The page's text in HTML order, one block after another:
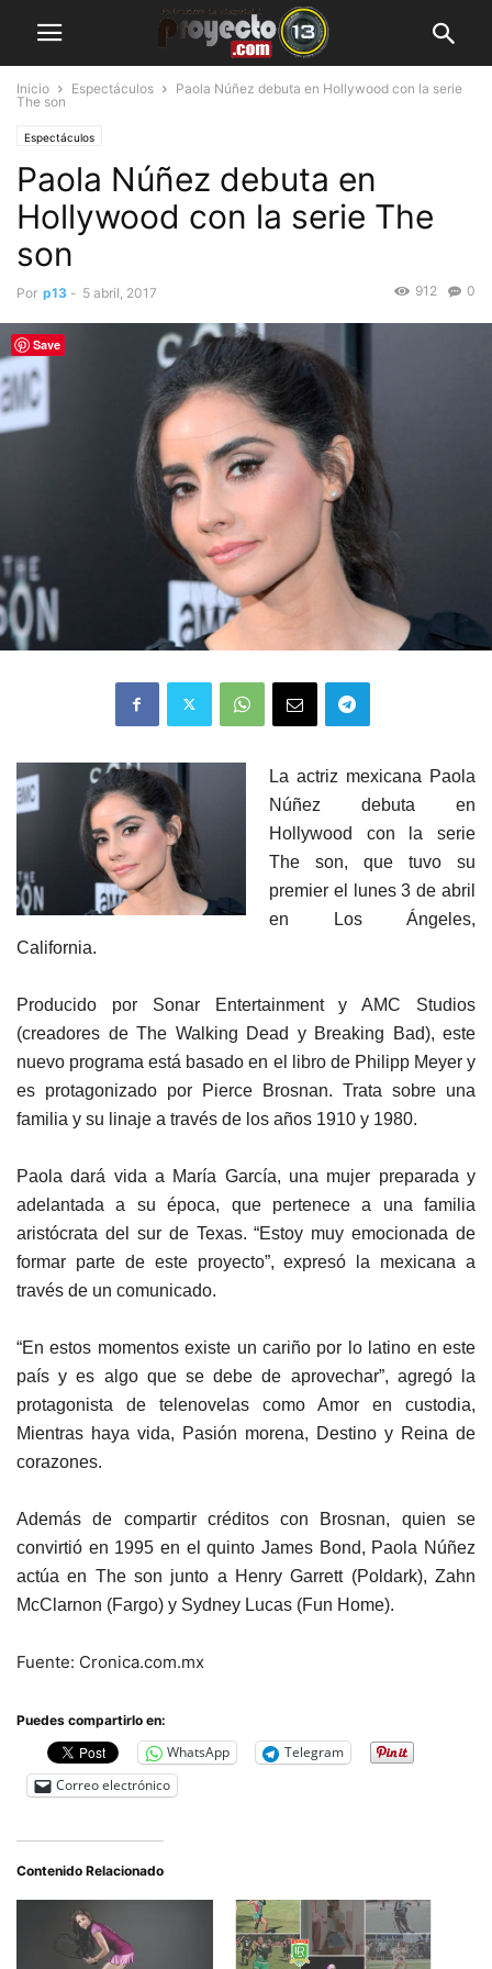
Inicio Espectáculos
Paola Núñez debuta en Hollywood con la serie
The son
Espectáculos
Paola Núñez debuta en
Hollywood con la serie The
son
Por p13 - 5 abril, 2017 0
912
La actriz mexicana Paola
Núñez debuta en
Hollywood con la serie
The son, que tuvo su
premier el lunes 3 de abril
en Los Ángeles,
California.
Producido por Sonar Entertainment y AMC Studios
(creadores de The Walking Dead y Breaking Bad), este
nuevo programa está basado en el libro de Philipp Meyer y
es protagonizado por Pierce Brosnan. Trata sobre una
familia y su linaje a través de los años 1910 y 1980.
Paola dará vida a María García, una mujer preparada y
adelantada a su época, que pertenece a una familia
aristócrata del sur de Texas. “Estoy muy emocionada de
formar parte de este proyecto”, expresó la mexicana a
través de un comunicado.
“En estos momentos existe un cariño por lo latino en este
país y es algo que se debe de aprovechar”, agregó la
protagonista de telenovelas como Amor en custodia,
Mientras haya vida, Pasión morena, Destino y Reina de
corazones.
Además de compartir créditos con Brosnan, quien se
convirtió en 1995 en el quinto James Bond, Paola Núñez
actúa en The son junto a Henry Garrett (Poldark), Zahn
McClarnon (Fargo) y Sydney Lucas (Fun Home).
Fuente: Cronica.com.mx
Puedes compartirlo en:
WhatsApp
Telegram
Correo electrónico
Contenido Relacionado
Save